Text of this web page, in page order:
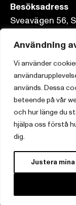
Användning
Vi använder
används. Dessa
beteende på vår
och hur länge du
hjälpa oss förstå
dig.
Justera
Besöksadress
Sveavägen 56,
Postadress
Box 3159, 103